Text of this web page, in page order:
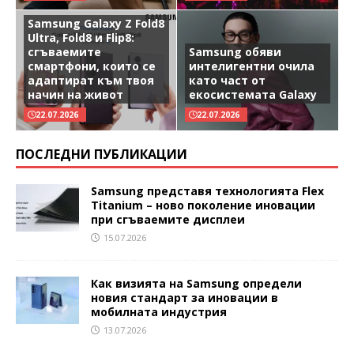
Samsung Galaxy Z Fold8
Ultra, Fold8 и Flip8:
сгъваемите
смартфони, които се
адаптират към твоя
начин на живот
22.07.2026
Samsung обяви
интелигентни очила
като част от
екосистемата Galaxy
22.07.2026
ПОСЛЕДНИ ПУБЛИКАЦИИ
Samsung представя технологията Flex
Titanium – ново поколение иновации
при сгъваемите дисплеи
15.07.2026
Как визията на Samsung определи
новия стандарт за иновации в
мобилната индустрия
13.07.2026